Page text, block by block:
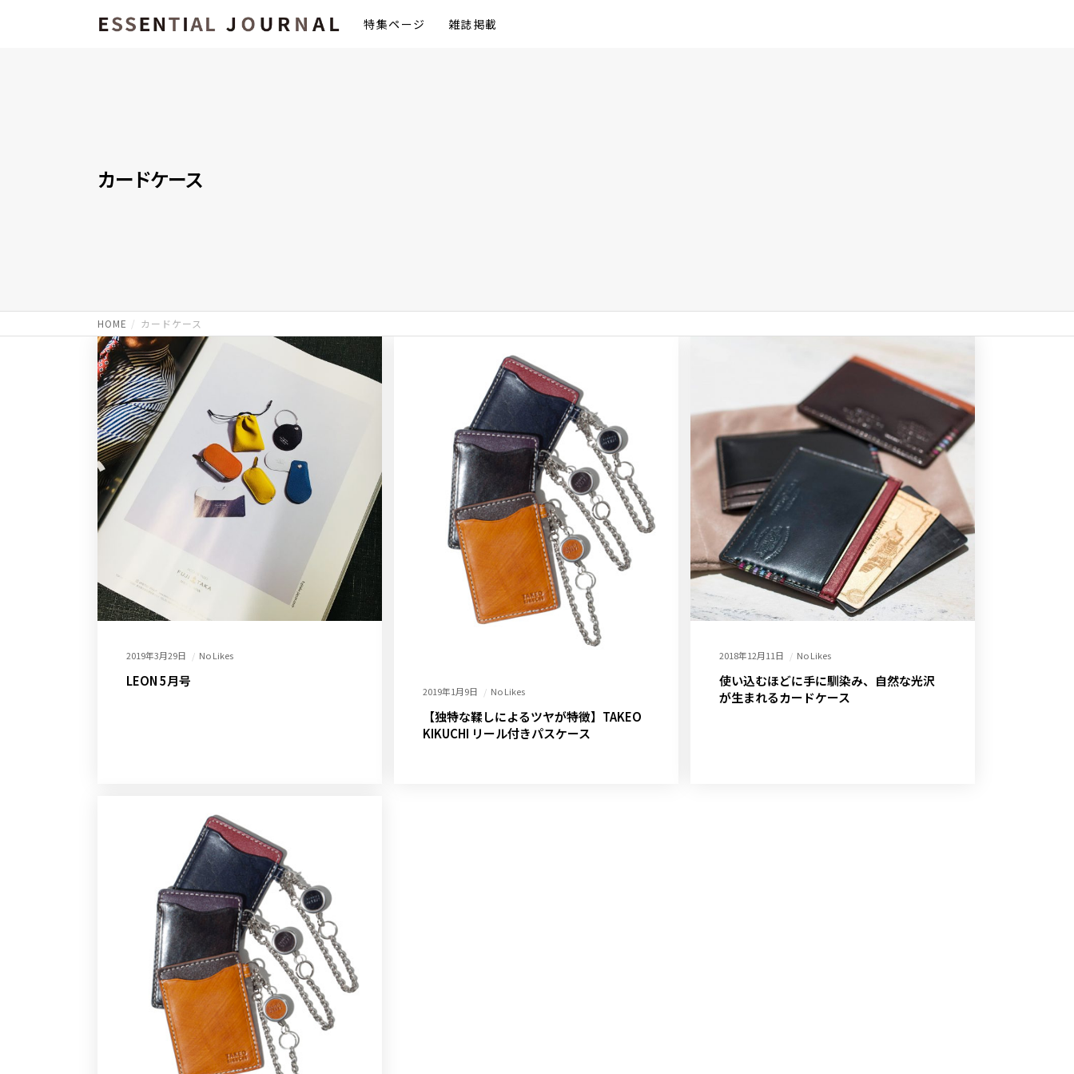
特集ページ 雑誌掲載
カードケース
HOME カードケース
2019年3月29日 No Likes
LEON 5月号
2019年1月9日 No Likes
【独特な鞣しによるツヤが特徴】TAKEO
KIKUCHI リール付きパスケース
2018年12月11日 No Likes
使い込むほどに手に馴染み、自然な光沢
が生まれるカードケース